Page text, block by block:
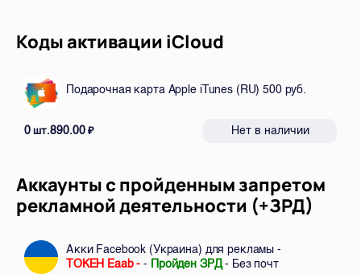
Коды активации iCloud
Подарочная карта Apple iTunes (RU) 500 руб.
0шт.890.00₽ Нет в наличии
Аккаунты с пройденным запретом
рекламной деятельности (+ЗРД)
Акки Facebook (Украина) для рекламы -
ТОКЕН Eaab -- Пройден ЗРД- Без почт